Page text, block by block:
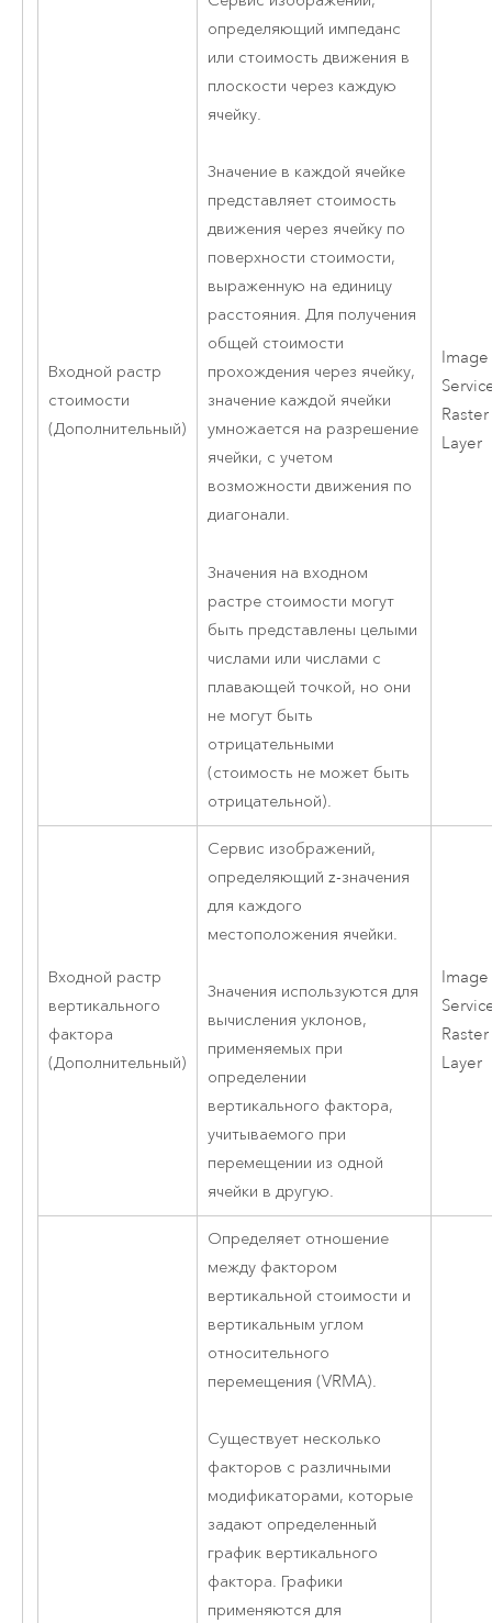
Входной растр
стоимости
(Дополнительный)
определяющий импеданс
или стоимость движения в
плоскости через каждую
ячейку.
Значение в каждой ячейке
представляет стоимость
движения через ячейку по
поверхности стоимости,
выраженную на единицу
расстояния. Для получения
общей стоимости
прохождения через ячейку,
значение каждой ячейки
умножается на разрешение
ячейки, с учетом
возможности движения по
диагонали.
Значения на входном
растре стоимости могут
быть представлены целыми
числами или числами с
плавающей точкой, но они
не могут быть
отрицательными
(стоимость не может быть
отрицательной).
Image
Raster
Layer
Входной растр
вертикального
фактора
(Дополнительный)
Сервис изображений,
определяющий z-значения
для каждого
местоположения ячейки.
Значения используются для
вычисления уклонов,
применяемых при
определении
вертикального фактора,
учитываемого при
перемещении из одной
ячейки в другую.
Image
Raster
Layer
Определяет отношение
между фактором
вертикальной стоимости и
вертикальным углом
относительного
перемещения (VRMA).
Существует несколько
факторов с различными
модификаторами, которые
задают определенный
график вертикального
фактора. Графики
применяются для